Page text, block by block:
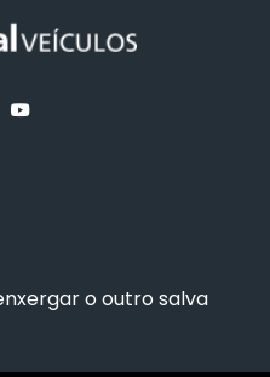
o outro salva